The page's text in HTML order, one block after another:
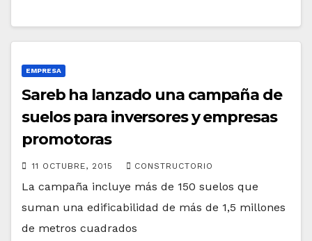
EMPRESA
Sareb ha lanzado una campaña de
suelos para inversores y empresas
promotoras
11 OCTUBRE, 2015 CONSTRUCTORIO
La campaña incluye más de 150 suelos que
suman una edificabilidad de más de 1,5 millones
de metros cuadrados